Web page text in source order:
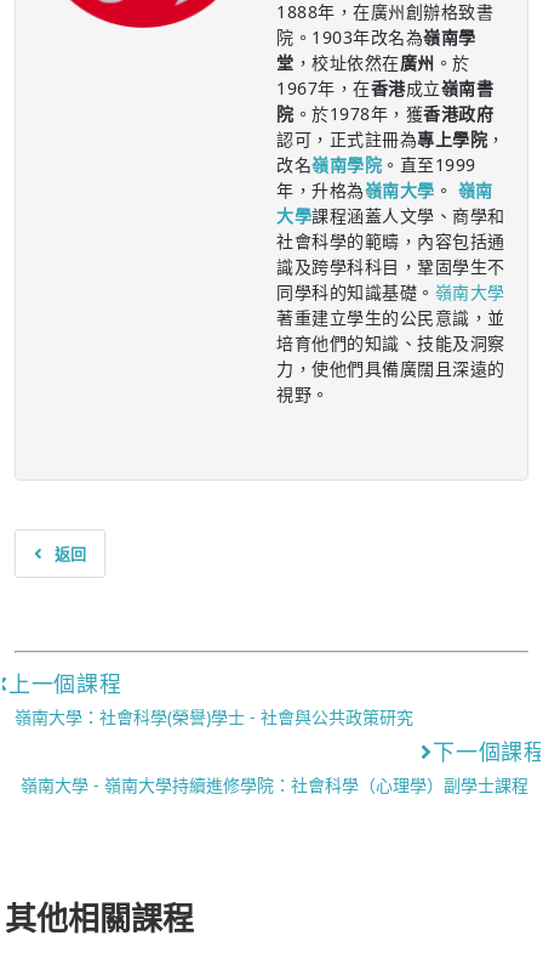
1888年，在廣州創辦格致書
院。1903年改名為嶺南學
堂 ，校址依然在廣州 。於
1967年，在香港成立嶺南書
院 。於1978年，獲香港政府
認可，正式註冊為專上學院 ，
改名嶺南學院 。直至1999
年，升格為嶺南大學 。 嶺南
大學課程涵蓋人文學、商學和
社會科學的範疇，內容包括通
識及跨學科科目，鞏固學生不
同學科的知識基礎。 嶺南大學
著重建立學生的公民意識，並
培育他們的知識、技能及洞察
力，使他們具備廣闊且深遠的
視野。
返回
上一個課程
嶺南大學：社會科學(榮譽)學士 - 社會與公共政策研究
下一個課
嶺南大學 - 嶺南大學持續進修學院：社會科學（心理學）副學士課程
其他相關課程